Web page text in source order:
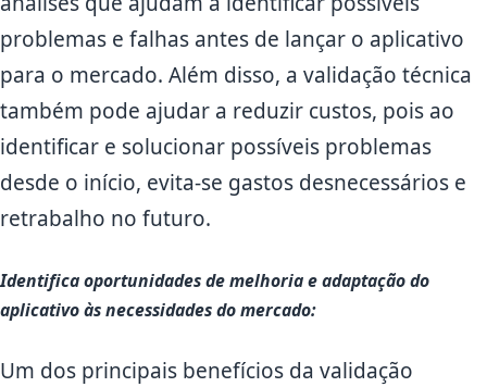
problemas e falhas antes de lançar o aplicativo
para o mercado. Além disso, a validação técnica
também pode ajudar a reduzir custos, pois ao
identificar e solucionar possíveis problemas
desde o início, evita-se gastos desnecessários e
retrabalho no futuro.
Identifica oportunidades de melhoria e adaptação do
aplicativo às necessidades do mercado:
Um dos principais benefícios da validação